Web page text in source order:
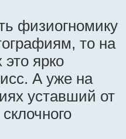
физиогномику
то на
ярко
А уже на
уставший от